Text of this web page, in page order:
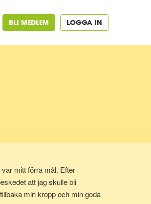
BLI MEDLEM LOGGA IN
mitt förra mål. Efter
att jag skulle bli
min kropp och min goda